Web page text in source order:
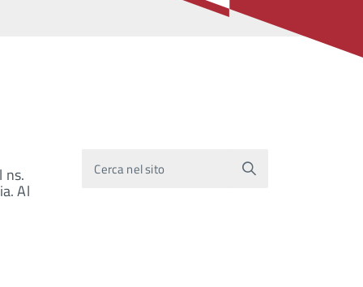
ns.
Al
Cerca nel sito